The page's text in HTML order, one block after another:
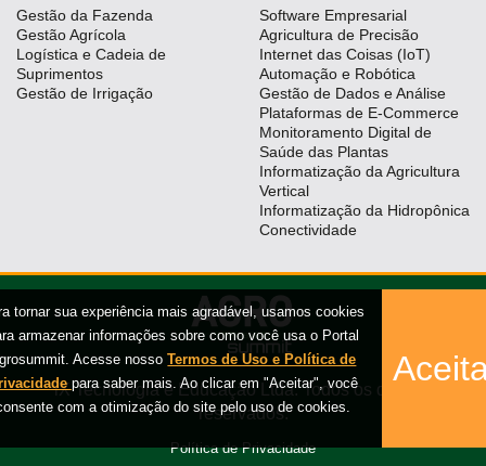
tornar sua experiência mais agradável, usamos cookies
armazenar informações sobre como você usa o Portal
Acesse nossoTermos de Uso e Política de
para saber mais. Ao clicar em "Aceitar", você
com a otimização do site pelo uso de cookies.
Gestão da Fazenda
Gestão Agrícola
Logística e Cadeia de
Suprimentos
Gestão de Irrigação
Software Empresarial
Agricultura de Precisão
Internet das Coisas (IoT)
Automação e Robótica
Gestão de Dados e Análise
Plataformas de E-Commerce
Monitoramento Digital de
Saúde das Plantas
Informatização da Agricultura
Vertical
Informatização da Hidropônica
Conectividade
iX Tecnologia e Educação Ltda. Todos os direitos
reservados.
Política de Privacidade